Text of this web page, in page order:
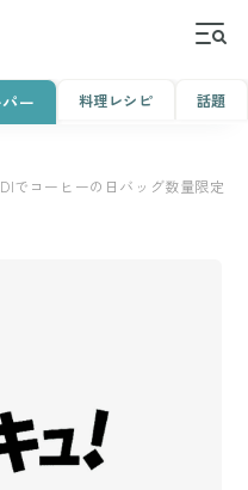
ー 料理レシピ 話題
でコーヒーの日バッグ数量限定